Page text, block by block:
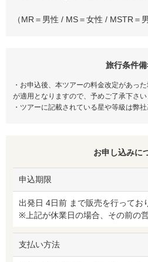
（MR＝男性 / MS＝女性 / MSTR＝
旅行条件
・お申込後、本ツアーの料金改定があっ
が適用となりますので、予めご了承下さい
・ツアーに記載されている星や等級は弊社
お申し込みに
申込期限
出発日 4日前 まで販売を行ってお
※上記が休業日の場合、その前の
支払い方法